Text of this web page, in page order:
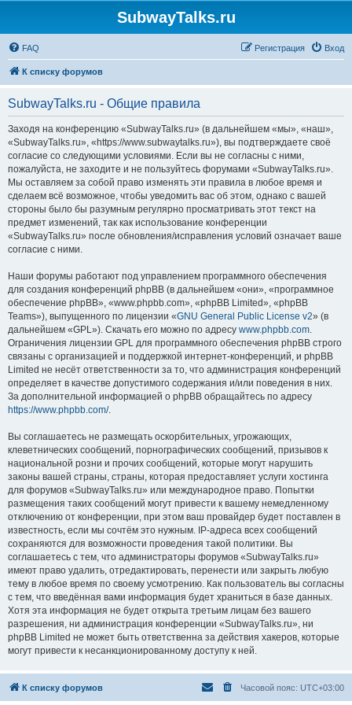
SubwayTalks.ru
FAQ Вход
Регистрация
К списку форумов
SubwayTalks.ru - Общие правила
Заходя на конференцию «SubwayTalks.ru» (в дальнейшем «мы», «наш»,
«SubwayTalks.ru», «https://www.subwaytalks.ru»), вы подтверждаете своё
согласие со следующими условиями. Если вы не согласны с ними,
пожалуйста, не заходите и не пользуйтесь форумами «SubwayTalks.ru».
Мы оставляем за собой право изменять эти правила в любое время и
сделаем всё возможное, чтобы уведомить вас об этом, однако с вашей
стороны было бы разумным регулярно просматривать этот текст на
предмет изменений, так как использование конференции
«SubwayTalks.ru» после обновления/исправления условий означает ваше
согласие с ними.
Наши форумы работают под управлением программного обеспечения
для создания конференций phpBB (в дальнейшем «они», «программное
обеспечение phpBB», «www.phpbb.com», «phpBB Limited», «phpBB
Teams»), выпущенного по лицензии «GNU General Public License v2» (в
дальнейшем «GPL»). Скачать его можно по адресу www.phpbb.com.
Ограничения лицензии GPL для программного обеспечения phpBB строго
связаны с организацией и поддержкой интернет-конференций, и phpBB
Limited не несёт ответственности за то, что администрация конференций
определяет в качестве допустимого содержания и/или поведения в них.
За дополнительной информацией о phpBB обращайтесь по адресу
https://www.phpbb.com/.
Вы соглашаетесь не размещать оскорбительных, угрожающих,
клеветнических сообщений, порнографических сообщений, призывов к
национальной розни и прочих сообщений, которые могут нарушить
законы вашей страны, страны, которая предоставляет услуги хостинга
для форумов «SubwayTalks.ru» или международное право. Попытки
размещения таких сообщений могут привести к вашему немедленному
отключению от конференции, при этом ваш провайдер будет поставлен в
известность, если мы сочтём это нужным. IP-адреса всех сообщений
сохраняются для возможности проведения такой политики. Вы
соглашаетесь с тем, что администраторы форумов «SubwayTalks.ru»
имеют право удалить, отредактировать, перенести или закрыть любую
тему в любое время по своему усмотрению. Как пользователь вы согласны
с тем, что введённая вами информация будет храниться в базе данных.
Хотя эта информация не будет открыта третьим лицам без вашего
разрешения, ни администрация конференции «SubwayTalks.ru», ни
phpBB Limited не может быть ответственна за действия хакеров, которые
могут привести к несанкционированному доступу к ней.
К списку форумов Часовой пояс: UTC+03:00